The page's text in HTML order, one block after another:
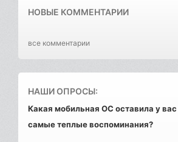
НОВЫЕ КОММЕНТАРИИ
все комментарии
НАШИ ОПРОСЫ:
Какая мобильная ОС оставила у вас
самые теплые воспоминания?